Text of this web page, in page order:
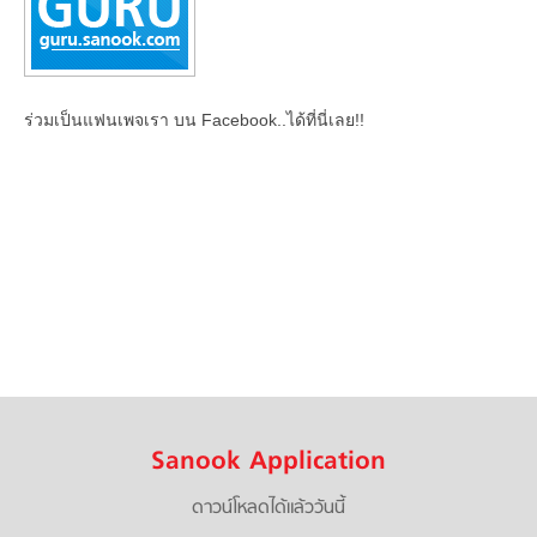
ร่วมเป็นแฟนเพจเรา บน Facebook..ได้ที่นี่เลย!!
Sanook Application
ดาวน์โหลดได้แล้ววันนี้